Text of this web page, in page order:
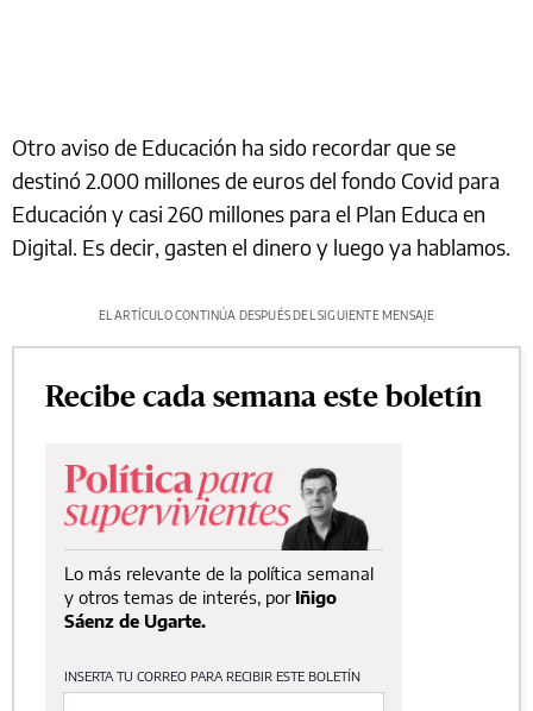
Otro aviso de Educación ha sido recordar que se
destinó 2.000 millones de euros del fondo Covid para
Educación y casi 260 millones para el Plan Educa en
Digital. Es decir, gasten el dinero y luego ya hablamos.
EL ARTÍCULO CONTINÚA DESPUÉS DEL SIGUIENTE MENSAJE
Recibe cada semana este boletín